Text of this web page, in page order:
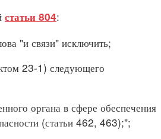
статьи 804:
"и связи" исключить;
23-1) следующего
органа в сфере обеспечения
(статьи 462, 463);";